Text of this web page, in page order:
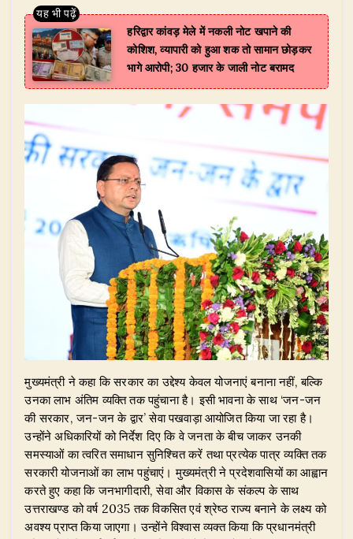
हरिद्वार कांवड़ मेले में नकली नोट खपाने की
कोशिश, व्यापारी को हुआ शक तो सामान छोड़कर
भागे आरोपी; 30 हजार के जाली नोट बरामद
​मुख्यमंत्री ने कहा कि सरकार का उद्देश्य केवल योजनाएं बनाना नहीं, बल्कि
उनका लाभ अंतिम व्यक्ति तक पहुंचाना है। इसी भावना के साथ ‘जन-जन
की सरकार, जन-जन के द्वार’ सेवा पखवाड़ा आयोजित किया जा रहा है।
उन्होंने अधिकारियों को निर्देश दिए कि वे जनता के बीच जाकर उनकी
समस्याओं का त्वरित समाधान सुनिश्चित करें तथा प्रत्येक पात्र व्यक्ति तक
सरकारी योजनाओं का लाभ पहुंचाएं। मुख्यमंत्री ने प्रदेशवासियों का आह्वान
करते हुए कहा कि जनभागीदारी, सेवा और विकास के संकल्प के साथ
उत्तराखण्ड को वर्ष 2035 तक विकसित एवं श्रेष्ठ राज्य बनाने के लक्ष्य को
अवश्य प्राप्त किया जाएगा। उन्होंने विश्वास व्यक्त किया कि प्रधानमंत्री